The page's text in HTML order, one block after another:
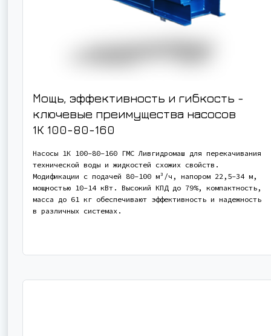
Мощь, эффективность и гибкость -
ключевые преимущества насосов
1К 100-80-160
Насосы 1К 100-80-160 ГМС Ливгидромаш для перекачивания
технической воды и жидкостей схожих свойств.
Модификации с подачей 80-100 м³/ч, напором 22,5-34 м,
мощностью 10-14 кВт. Высокий КПД до 79%, компактность,
масса до 61 кг обеспечивают эффективность и надежность
в различных системах.